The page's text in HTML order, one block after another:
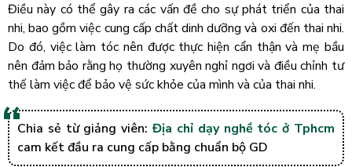
Điều này có thể gây ra các vấn đề cho sự phát triển của thai
nhi, bao gồm việc cung cấp chất dinh dưỡng và oxi đến thai nhi.
Do đó, việc làm tóc nên được thực hiện cẩn thận và mẹ bầu
nên đảm bảo rằng họ thường xuyên nghỉ ngơi và điều chỉnh tư
thế làm việc để bảo vệ sức khỏe của mình và của thai nhi.
Chia sẻ từ giảng viên:Địa chỉ dạy nghề tóc ở Tphcm
cam kết đầu ra cung cấp bằng chuẩn bộ GD